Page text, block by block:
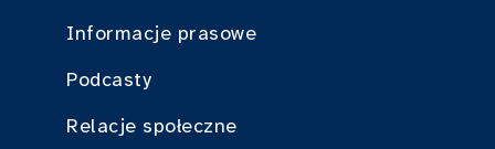
Informacje prasowe
Podcasty
Relacje społeczne